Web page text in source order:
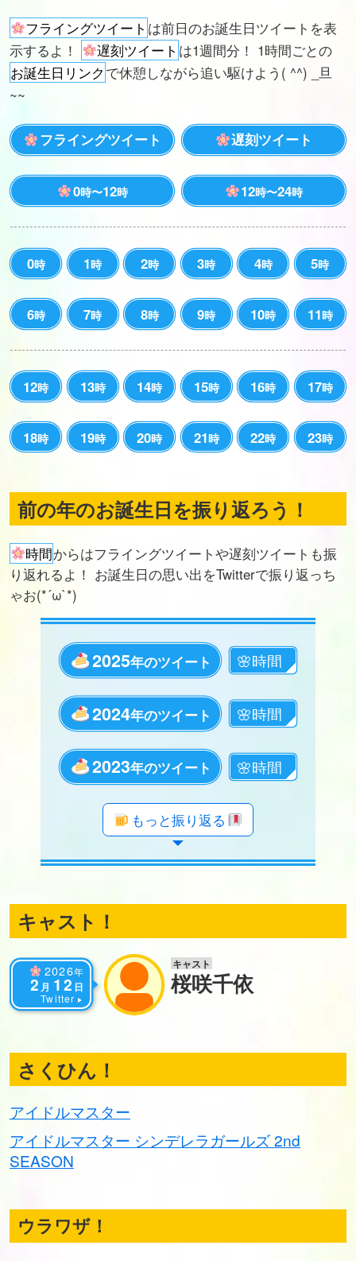
フライングツイート は前日のお誕生日ツイートを表
示するよ！
遅刻ツイート は1週間分！ 1時間ごとの
お誕生日リンク で休憩しながら追い駆けよう( ^^) _旦
~~
フライングツイート 遅刻ツイート
0時〜12時 12時〜24時
0時 1時 2時 3時 4時 5時
6時 7時 8時 9時 10時 11時
12時 13時 14時 15時 16時 17時
18時 19時 20時 21時 22時 23時
前の年のお誕生日を振り返ろう！
時間からはフライングツイートや遅刻ツイートも振
り返れるよ！ お誕生日の思い出をTwitterで振り返っち
ゃお(*´ω`*)
2025年のツイート
2024年のツイート
2023年のツイート
年のツイート
年のツイート
年のツイート
年のツイート
年のツイート
年のツイート
年のツイート
年のツイート
年のツイート
年のツイート
年のツイート
年のツイート
年のツイート
年のツイート
年のツイート
年のツイート
年のツイート
もっと振り返る
キャスト！
2026年
2 月 12 日
Twitter
キャスト
桜咲千依
さくひん！
アイドルマスター
アイドルマスター シンデレラガールズ 2nd
SEASON
ウラワザ！